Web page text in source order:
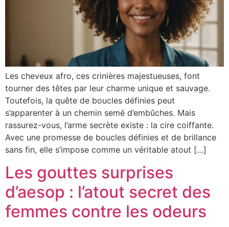
Les cheveux afro, ces crinières majestueuses, font
tourner des têtes par leur charme unique et sauvage.
Toutefois, la quête de boucles définies peut
s’apparenter à un chemin semé d’embûches. Mais
rassurez-vous, l’arme secrète existe : la cire coiffante.
Avec une promesse de boucles définies et de brillance
sans fin, elle s’impose comme un véritable atout […]
Les gouttes surprises
d’aesop : l’atout secret des
femmes contre les odeurs